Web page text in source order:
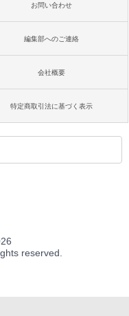
お問い合わせ
編集部へのご連絡
会社概要
特定商取引法に基づく表示
reserved.